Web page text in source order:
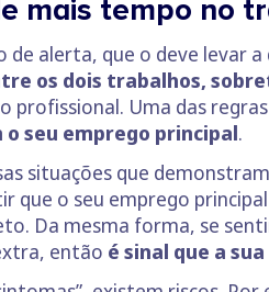
mais tempo no
de alerta, que o deve levar
os dois trabalhos,
profissional. Uma das
seu emprego principal.
situações que
que o seu emprego
Da mesma forma, se
então é sinal que a